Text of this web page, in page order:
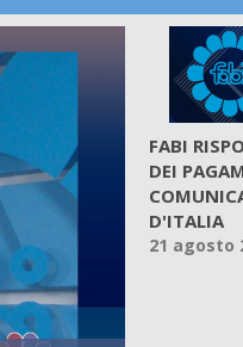
FABI
DEI
D'ITALIA
21 agosto